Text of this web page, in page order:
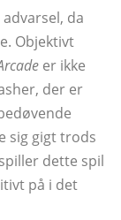
da
Objektivt
er ikke
der er
sig gigt trods
dette spil
på i det